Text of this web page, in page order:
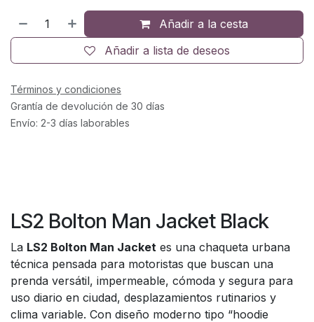
Añadir a la cesta
Añadir a lista de deseos
Términos y condiciones
Grantía de devolución de 30 días
Envío: 2-3 días laborables
LS2 Bolton Man Jacket Black
La LS2 Bolton Man Jacket es una chaqueta urbana
técnica pensada para motoristas que buscan una
prenda versátil, impermeable, cómoda y segura para
uso diario en ciudad, desplazamientos rutinarios y
clima variable. Con diseño moderno tipo “hoodie